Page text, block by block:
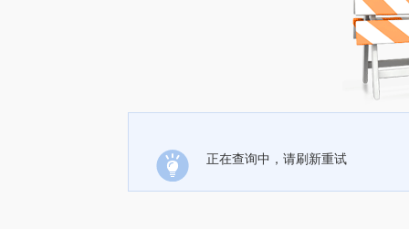
正在查询中，请刷新重试